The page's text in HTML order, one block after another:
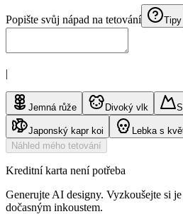
Popište svůj nápad na tetování Tipy
|
Jemná růže Divoký vlk
Japonský kapr koi
Lebka s
Náhled mého tetování
Kreditní karta není potřeba
Generujte AI designy. Vyzkoušejte si
dočasným inkoustem.